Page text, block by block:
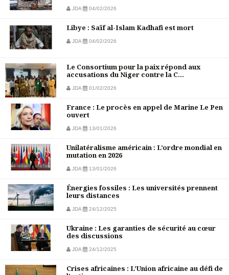
JDA 04/02/2026
Libye : Saïf al-Islam Kadhafi est mort
JDA 04/02/2026
Le Consortium pour la paix répond aux
accusations du Niger contre la C...
JDA 01/02/2026
France : Le procès en appel de Marine Le Pen
ouvert
JDA 13/01/2026
Unilatéralisme américain : L’ordre mondial en
mutation en 2026
JDA 13/01/2026
Énergies fossiles : Les universités prennent
leurs distances
JDA 24/12/2025
Ukraine : Les garanties de sécurité au cœur
des discussions
JDA 24/12/2025
Crises africaines : L’Union africaine au défi de